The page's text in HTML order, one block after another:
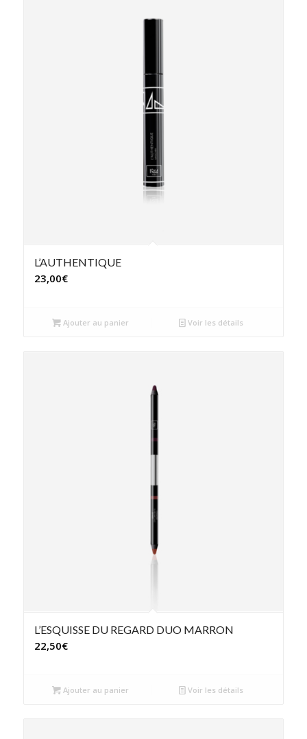
L’AUTHENTIQUE
23,00€
Ajouter au panier Voir les détails
L’ESQUISSE DU REGARD DUO MARRON
22,50€
Ajouter au panier Voir les détails